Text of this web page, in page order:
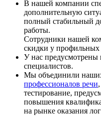
В нашей компании
дополнительную
полный стабильный
работы.
Сотрудники нашей
скидки у профильных
У нас предусмотрены
специалистов.
Мы объединили
профессионалов речи
тестирование,
повышения
на рынке оказания